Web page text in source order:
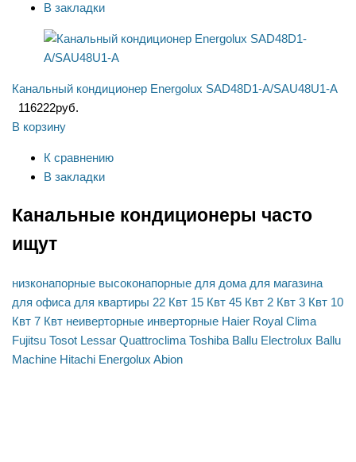
В закладки
Канальный кондиционер Energolux SAD48D1-A/SAU48U1-A
116222руб.
В корзину
К сравнению
В закладки
Канальные кондиционеры часто
ищут
низконапорные высоконапорные для дома для магазина
для офиса для квартиры 22 Квт 15 Квт 45 Квт 2 Квт 3 Квт 10
Квт 7 Квт неиверторные инверторные Haier Royal Clima
Fujitsu Tosot Lessar Quattroclima Toshiba Ballu Electrolux Ballu
Machine Hitachi Energolux Abion